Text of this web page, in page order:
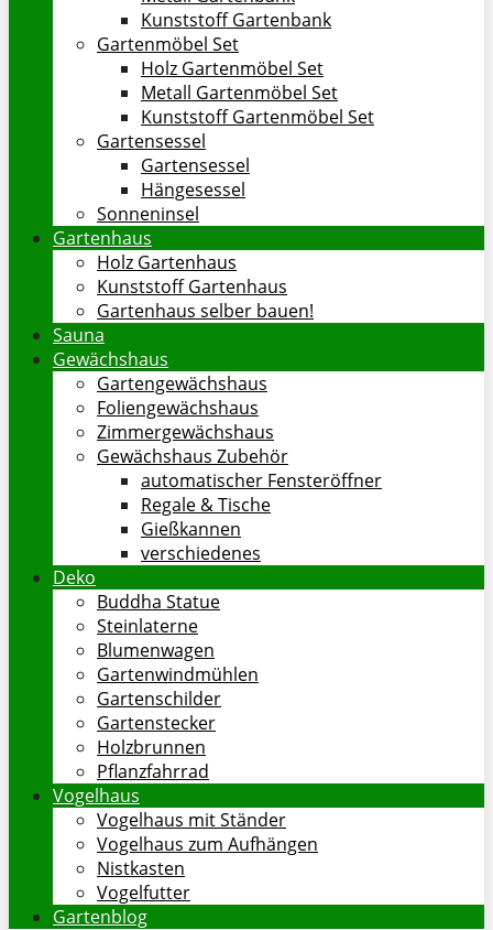
Kunststoff Gartenbank
Gartenmöbel Set
Holz Gartenmöbel Set
Metall Gartenmöbel Set
Kunststoff Gartenmöbel Set
Gartensessel
Gartensessel
Hängesessel
Sonneninsel
Gartenhaus
Holz Gartenhaus
Kunststoff Gartenhaus
Gartenhaus selber bauen!
Sauna
Gewächshaus
Gartengewächshaus
Foliengewächshaus
Zimmergewächshaus
Gewächshaus Zubehör
automatischer Fensteröffner
Regale & Tische
Gießkannen
verschiedenes
Deko
Buddha Statue
Steinlaterne
Blumenwagen
Gartenwindmühlen
Gartenschilder
Gartenstecker
Holzbrunnen
Pflanzfahrrad
Vogelhaus
Vogelhaus mit Ständer
Vogelhaus zum Aufhängen
Nistkasten
Vogelfutter
Gartenblog